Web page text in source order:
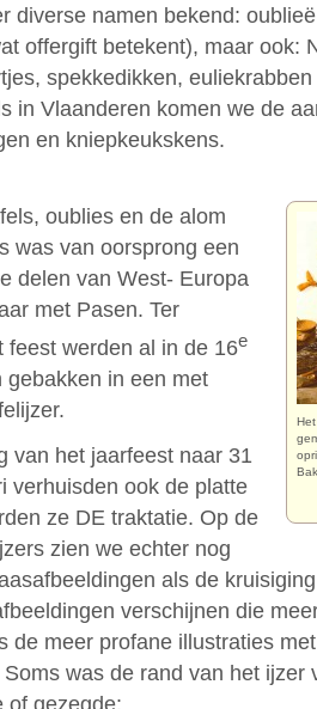
diverse namen bekend:
offergift betekent), maar ook:
spekkedikken,
in Vlaanderen komen we de
en kniepkeukskens.
oublies en de alom
was van oorsprong een
delen van West- Europa
met Pasen. Ter
feest werden al in de 16e
gebakken in een met
van het jaarfeest naar 31
verhuisden ook de platte
ze DE traktatie. Op de
zien we echter nog
als de
verschijnen die
de meer profane illustraties
was de rand van het ijzer
of gezegde: